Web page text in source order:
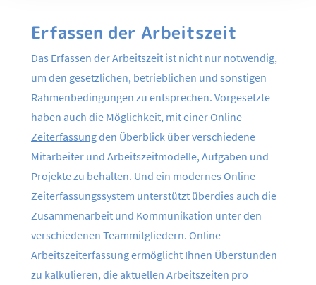
Erfassen der Arbeitszeit
Das Erfassen der Arbeitszeit ist nicht nur notwendig,
um den gesetzlichen, betrieblichen und sonstigen
Rahmenbedingungen zu entsprechen. Vorgesetzte
haben auch die Möglichkeit, mit einer Online
Zeiterfassungden Überblick über verschiedene
Mitarbeiter und Arbeitszeitmodelle, Aufgaben und
Projekte zu behalten. Und ein modernes Online
Zeiterfassungssystem unterstützt überdies auch die
Zusammenarbeit und Kommunikation unter den
verschiedenen Teammitgliedern. Online
Arbeitszeiterfassung ermöglicht Ihnen Überstunden
zu kalkulieren, die aktuellen Arbeitszeiten pro